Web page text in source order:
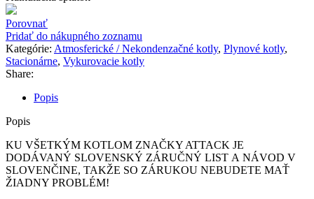
E
COMBI
Porovnať
Pridať do nákupného zoznamu
Kategórie: Atmosferické / Nekondenzačné kotly, Plynové kotly,
Stacionárne, Vykurovacie kotly
Share:
Popis
Popis
KU VŠETKÝM KOTLOM ZNAČKY ATTACK JE
DODÁVANÝ SLOVENSKÝ ZÁRUČNÝ LIST A NÁVOD V
SLOVENČINE, TAKŽE SO ZÁRUKOU NEBUDETE MAŤ
ŽIADNY PROBLÉM!